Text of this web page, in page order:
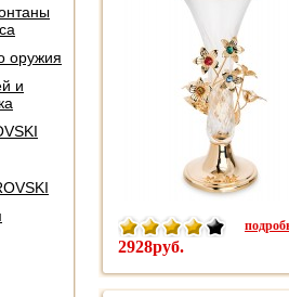
оружия
и
2928руб.